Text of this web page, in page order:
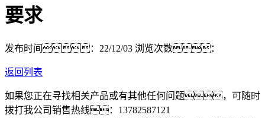
要求
发布时间：22/12/03 浏览次数：
返回列表
如果您正在寻找相关产品或有其他任何问题，可随时
拨打我公司销售热线： 13782587121